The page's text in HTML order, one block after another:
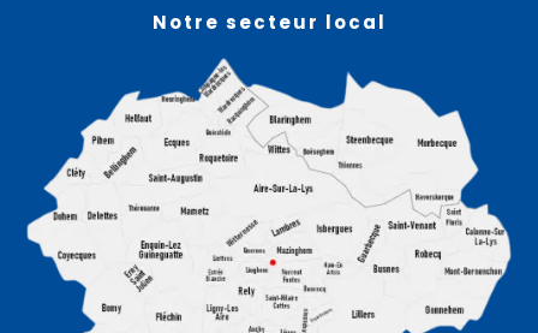
Notre secteur local